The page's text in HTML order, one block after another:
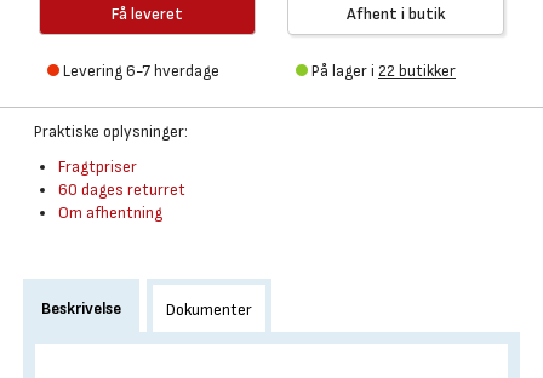
Få leveret
Levering 6-7 hverdage
Afhent i butik
På lager i 22 butikker
Praktiske oplysninger:
Fragtpriser
60 dages returret
Om afhentning
Beskrivelse Dokumenter